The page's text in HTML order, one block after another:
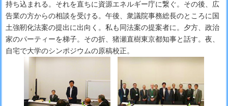
持ち込まれる。それを直ちに資源エネルギー庁に繋ぐ。その後、広
告業の方からの相談を受ける。午後、衆議院事務総長のところに国
土強靭化法案の提出に出向く。私も同法案の提案者に。夕方、政治
家のパーティーを梯子。その折、猪瀬直樹東京都知事と話す。夜、
自宅で大学のシンポジウムの原稿校正。